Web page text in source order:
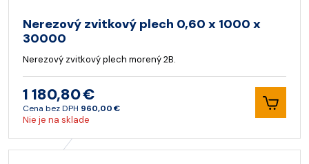
Nerezový zvitkový plech 0,60 x 1000 x
30000
Nerezový zvitkový plech morený 2B.
1 180,80 €
Cena bez DPH 960,00 €
Nie je na sklade